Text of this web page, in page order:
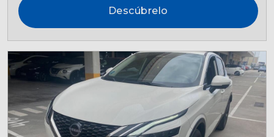
Descúbrelo